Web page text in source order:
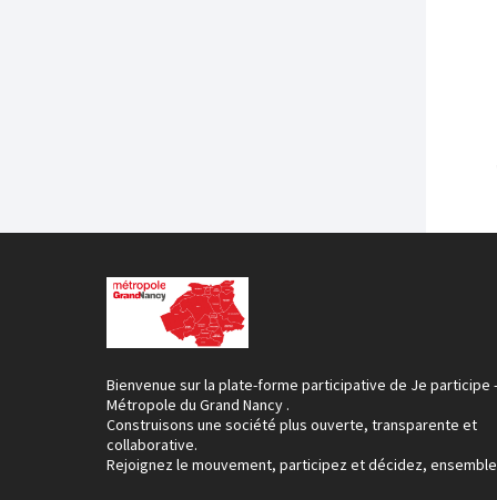
Bienvenue sur la plate-forme participative de Je participe -
Métropole du Grand Nancy .
Construisons une société plus ouverte, transparente et
collaborative.
Rejoignez le mouvement, participez et décidez,